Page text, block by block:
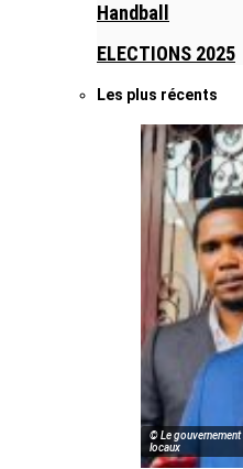
Handball
ELECTIONS 2025
Les plus récents
© Le gouvernement
locaux